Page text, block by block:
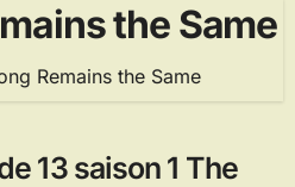
the Same
Remains the Same
13 saison 1 The